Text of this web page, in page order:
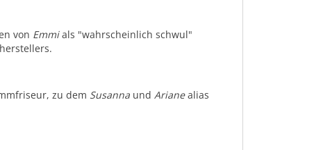
von Emmials "wahrscheinlich schwul"
zu dem Susannaund Arianealias